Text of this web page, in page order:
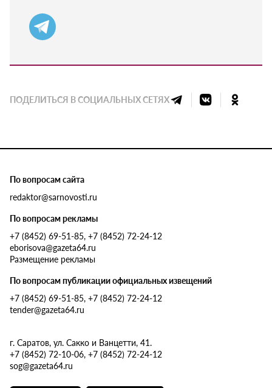
ПОДЕЛИТЬСЯ В СОЦИАЛЬНЫХ СЕТЯХ
По вопросам сайта
redaktor@sarnovosti.ru
По вопросам рекламы
+7 (8452) 69-51-85, +7 (8452) 72-24-12
eborisova@gazeta64.ru
Размещение рекламы
По вопросам публикации официальных извещений
+7 (8452) 69-51-85, +7 (8452) 72-24-12
tender@gazeta64.ru
г. Саратов, ул. Сакко и Ванцетти, 41.
+7 (8452) 72-10-06, +7 (8452) 72-24-12
sog@gazeta64.ru